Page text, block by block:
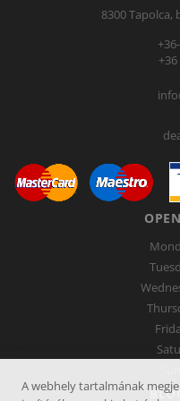
8300 Tapolca,
A webhely tartalmának